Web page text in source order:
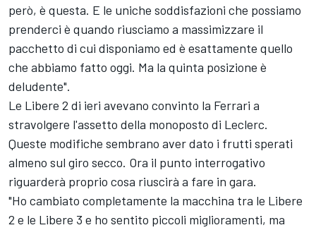
però, è questa. E le uniche soddisfazioni che possiamo
prenderci è quando riusciamo a massimizzare il
pacchetto di cui disponiamo ed è esattamente quello
che abbiamo fatto oggi. Ma la quinta posizione è
deludente".
Le Libere 2 di ieri avevano convinto la Ferrari a
stravolgere l'assetto della monoposto di Leclerc.
Queste modifiche sembrano aver dato i frutti sperati
almeno sul giro secco. Ora il punto interrogativo
riguarderà proprio cosa riuscirà a fare in gara.
"Ho cambiato completamente la macchina tra le Libere
2 e le Libere 3 e ho sentito piccoli miglioramenti, ma